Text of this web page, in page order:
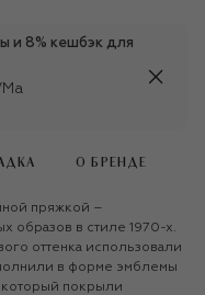
и 8% кешбэк для
О БРЕНДЕ
пряжкой –
образов в стиле 1970-х.
оттенка использовали
в форме эмблемы
который покрыли